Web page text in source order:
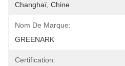
Changhaï, Chine
Nom De Marque:
GREENARK
Certification: